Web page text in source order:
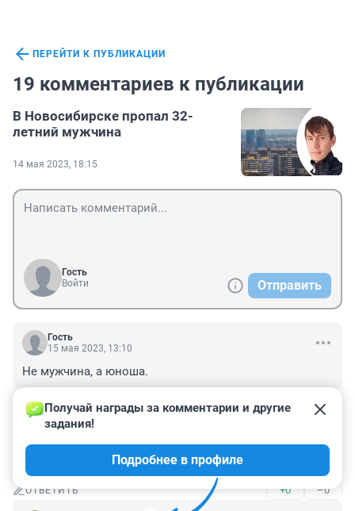
ПЕРЕЙТИ К ПУБЛИКАЦИИ
19 комментариев к публикации
В Новосибирске пропал 32-
летний мужчина
14 мая 2023, 18:15
Гость
Войти
Отправить
Гость
15 мая 2023, 13:10
Не мужчина, а юноша.
ОТВЕТИТЬ –0
Гость
ОТВЕТИТЬ +0 –0
Получай награды за комментарии и другие
задания!
Подробнее в профиле